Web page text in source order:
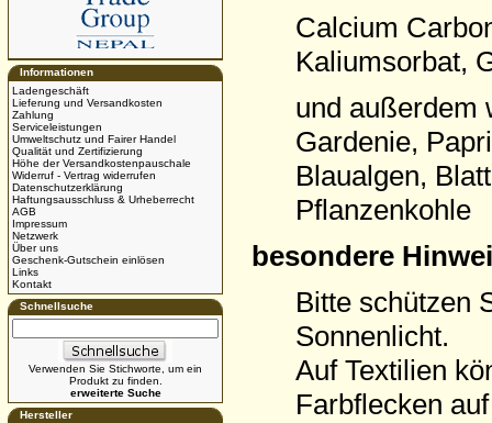
Informationen
Ladengeschäft
Lieferung und Versandkosten
Zahlung
Serviceleistungen
Umweltschutz und Fairer Handel
Qualität und Zertifizierung
Höhe der Versandkostenpauschale
Widerruf - Vertrag widerrufen
Datenschutzerklärung
Haftungsausschluss & Urheberrecht
AGB
Impressum
Netzwerk
Über uns
Geschenk-Gutschein einlösen
Links
Kontakt
Schnellsuche
Verwenden Sie Stichworte, um ein
Produkt zu finden.
erweiterte Suche
Hersteller
Calcium
Kaliumsorbat,
und außerdem
Gardenie,
Blaualgen,
Pflanzenkohle
besondere
Bitte schützen
Sonnenlicht.
Auf Textilien
Farbflecken